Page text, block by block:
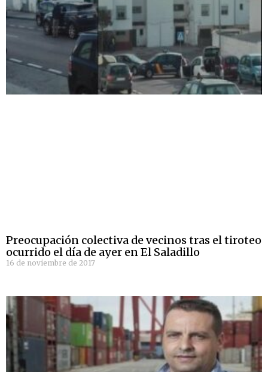
Preocupación colectiva de vecinos tras el tiroteo
ocurrido el día de ayer en El Saladillo
16 de noviembre de 2017